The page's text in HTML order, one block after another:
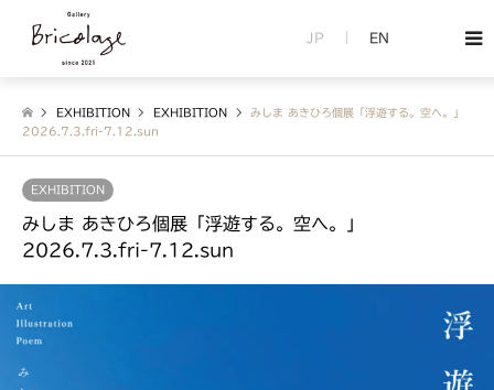
EN
JP
EXHIBITION EXHIBITION
みしま あきひろ個展「浮遊する。空へ。」
2026.7.3.fri-7.12.sun
EXHIBITION
みしま あきひろ個展「浮遊する。空へ。」
2026.7.3.fri-7.12.sun